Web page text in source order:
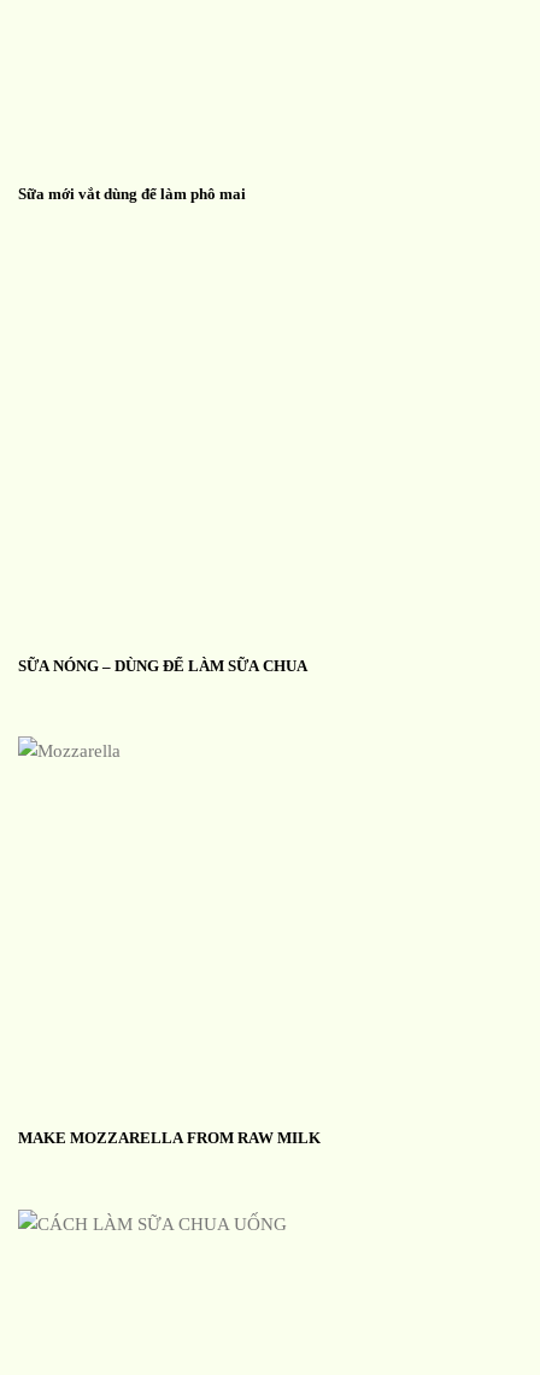
Sữa mới vắt dùng để làm phô mai
SỮA NÓNG – DÙNG ĐỂ LÀM SỮA CHUA
MAKE MOZZARELLA FROM RAW MILK